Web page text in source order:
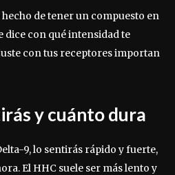
de tener un compuesto en
dice con qué intensidad te
con tus receptores importan
y cuánto dura
9, lo sentirás rápido y fuerte,
El HHC suele ser más lento y